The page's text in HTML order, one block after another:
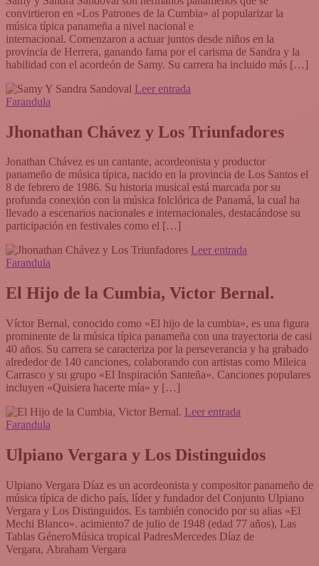
convirtieron en «Los Patrones de la Cumbia» al popularizar la
música típica panameña a nivel nacional e
internacional. Comenzaron a actuar juntos desde niños en la
provincia de Herrera, ganando fama por el carisma de Sandra y la
habilidad con el acordeón de Samy. Su carrera ha incluido más […]
Leer entrada
Farandula
Jhonathan Chávez y Los Triunfadores
Jonathan Chávez es un cantante, acordeonista y productor
panameño de música típica, nacido en la provincia de Los Santos el
8 de febrero de 1986. Su historia musical está marcada por su
profunda conexión con la música folclórica de Panamá, la cual ha
llevado a escenarios nacionales e internacionales, destacándose su
participación en festivales como el […]
Leer entrada
Farandula
El Hijo de la Cumbia, Victor Bernal.
Víctor Bernal, conocido como «El hijo de la cumbia», es una figura
prominente de la música típica panameña con una trayectoria de casi
40 años. Su carrera se caracteriza por la perseverancia y ha grabado
alrededor de 140 canciones, colaborando con artistas como Mileica
Carrasco y su grupo «El Inspiración Santeña». Canciones populares
incluyen «Quisiera hacerte mía» y […]
Leer entrada
Farandula
Ulpiano Vergara y Los Distinguidos
Ulpiano Vergara Díaz es un acordeonista y compositor panameño de
música típica de dicho país, líder y fundador del Conjunto Ulpiano
Vergara y Los Distinguidos. Es también conocido por su alias «El
Mechi Blanco».​ acimiento7 de julio de 1948 (edad 77 años), Las
Tablas GéneroMúsica tropical PadresMercedes Díaz de
Vergara, Abraham Vergara